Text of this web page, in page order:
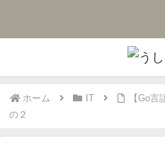
ホーム IT
【Go
の２